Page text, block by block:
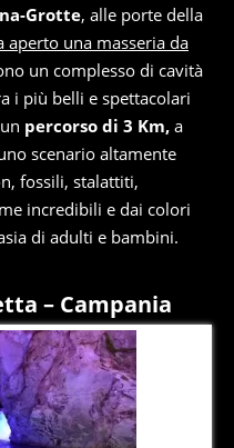
Grotte, alle porte della
aperto una masseria da
un complesso di cavità
i più belli e spettacolari
percorso di 3 Km, a
scenario altamente
fossili, stalattiti,
incredibili e dai colori
di adulti e bambini.
– Campania